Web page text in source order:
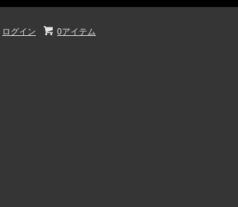
0アイテム
ログイン